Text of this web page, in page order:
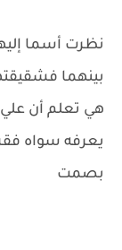
نظرت أسما
بينهما
هي تعلم أن علي
يعرفه سواه
بصمت